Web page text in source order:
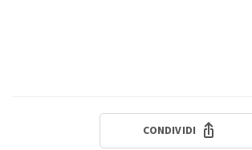
CONDIVIDI